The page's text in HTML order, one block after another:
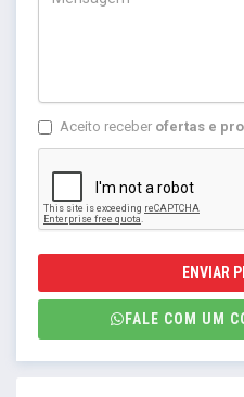
Aceito receber ofertas e
ENVIAR
FALE COM UM